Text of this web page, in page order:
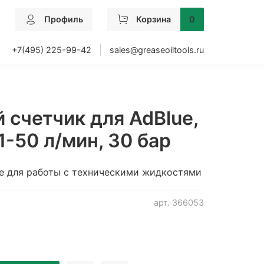
Профиль Корзина 0
+7(495) 225-99-42 sales@greaseoiltools.ru
арт. 366053
для AdBlue,
50 л/мин, 30 бар
для работы с техническими жидкостями